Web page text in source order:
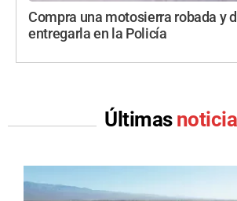
Compra una motosierra robada y
entregarla en la Policía
Últimas